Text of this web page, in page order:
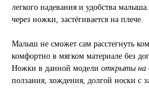
легкого надевания и удобства
через ножки, застёгивается на плече.
Малыш не сможет сам расстегнуть
комфортно в мягком материале без
Ножки в данной модели открыты на
ползания, хождения, долгой носки с